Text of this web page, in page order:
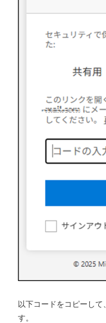
以下コードをコピーし
す。